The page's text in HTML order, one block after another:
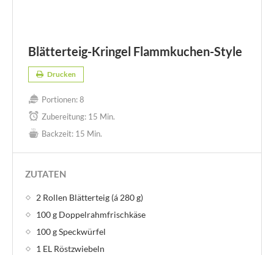
Blätterteig-Kringel Flammkuchen-Style
Drucken
Portionen:8
Zubereitung: 15 Min.
Backzeit: 15 Min.
ZUTATEN
2 Rollen Blätterteig (á 280 g)
100 g Doppelrahmfrischkäse
100 g Speckwürfel
1 EL Röstzwiebeln